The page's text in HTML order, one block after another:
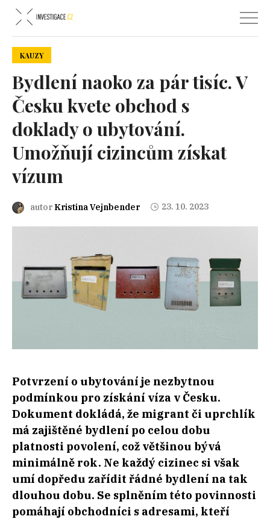
KAUZY
Bydlení naoko za pár tisíc. V
Česku kvete obchod s
doklady o ubytování.
Umožňují cizincům získat
vízum
autor Kristina Vejnbender 23. 10. 2023
Potvrzení o ubytování je nezbytnou
podmínkou pro získání víza v Česku.
Dokument dokládá, že migrant či uprchlík
má zajištěné bydlení po celou dobu
platnosti povolení, což většinou bývá
minimálně rok. Ne každý cizinec si však
umí dopředu zařídit řádné bydlení na tak
dlouhou dobu. Se splněním této povinnosti
pomáhají obchodníci s adresami, kteří